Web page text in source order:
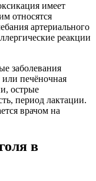
имеет
относятся
артериального
реакции
заболевания
или печёночная
острые
период лактации.
врачом на
в